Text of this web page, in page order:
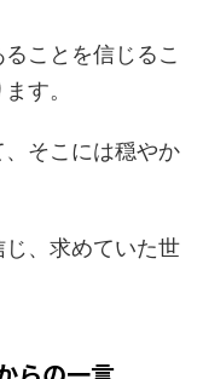
ことを信じるこ
す。
そこには穏やか
、求めていた世